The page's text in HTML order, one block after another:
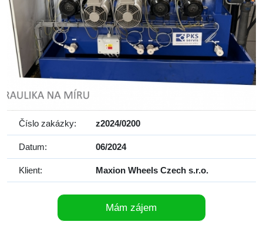
Číslo zakázky: z2024/0200
Datum: 06/2024
Klient: Maxion Wheels Czech s.r.o.
Mám zájem